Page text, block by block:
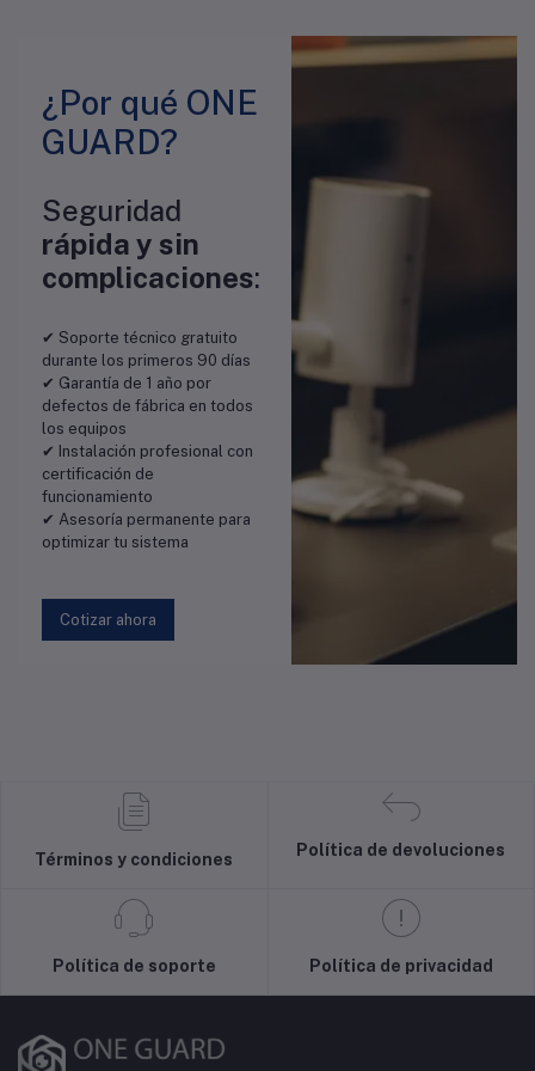
¿Por qué ONE
GUARD?
Seguridad
rápida y sin
complicaciones:
✔ Soporte técnico gratuito
durante los primeros 90 días
✔ Garantía de 1 año por
defectos de fábrica en todos
los equipos
✔ Instalación profesional con
certificación de
funcionamiento
✔ Asesoría permanente para
optimizar tu sistema
Cotizar ahora
Términos y condiciones
Política de devoluciones
Política de soporte Política de privacidad